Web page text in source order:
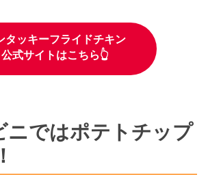
タッキーフライドチキン
公式サイトはこちら👆
ニではポテトチップ